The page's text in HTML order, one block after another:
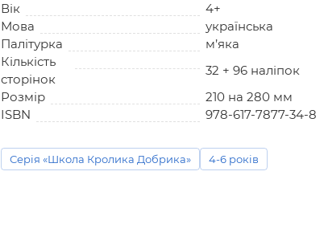
Вік
4+
Мова
українська
Палітурка
м’яка
Кількість
сторінок
32 + 96 наліпок
Розмір
210 на 280 мм
ISBN
978-617-7877-34-8
Серія «Школа Кролика Добрика» 4-6 років